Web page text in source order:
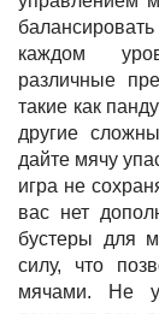
каждом
различные
такие как
другие
дайте мячу
игра не
вас нет
бустеры для
силу, что
мячами. Не